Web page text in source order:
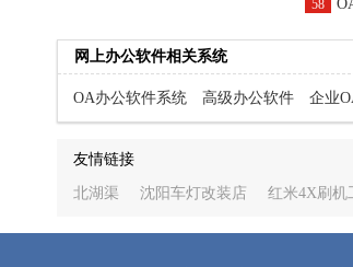
58
网上办公软件相关系统
OA办公软件系统 高级办公软件 企业
友情链接
北湖渠 沈阳车灯改装店 红米4X刷机